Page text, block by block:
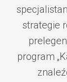
strategie
program